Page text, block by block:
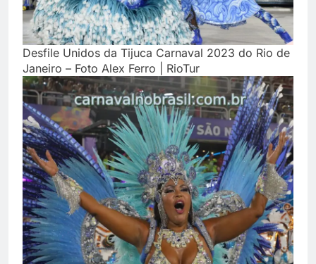
Desfile Unidos da Tijuca Carnaval 2023 do Rio de
Janeiro – Foto Alex Ferro | RioTur